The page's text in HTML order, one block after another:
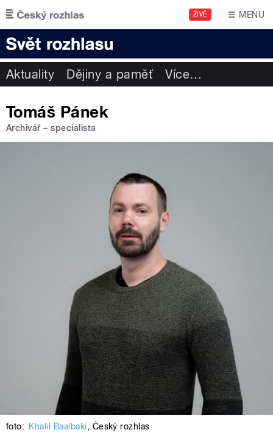
Přejít k hlavnímu obsahu
ŽIVĚ MENU
Aktuality Dějiny a paměť Více…
Tomáš Pánek
Archivář – specialista
foto: Khalil Baalbaki, Český rozhlas